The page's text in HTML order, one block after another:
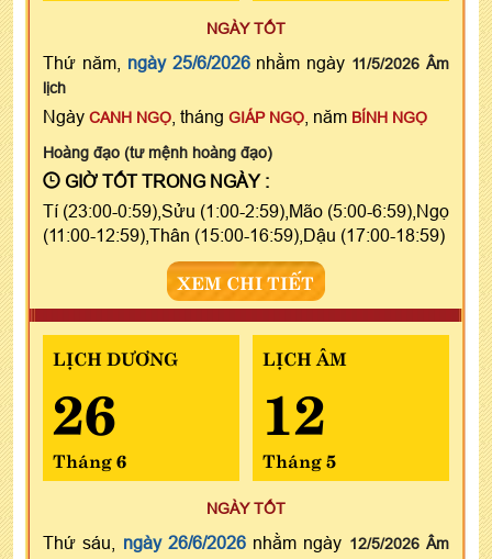
NGÀY TỐT
Thứ năm, ngày 25/6/2026nhằm ngày 11/5/2026 Âm
lịch
Ngày CANH NGỌ , tháng GIÁP NGỌ , năm BÍNH NGỌ
Hoàng đạo (tư mệnh hoàng đạo)
GIỜ TỐT TRONG NGÀY :
Tí (23:00-0:59),Sửu (1:00-2:59),Mão (5:00-6:59),Ngọ
(11:00-12:59),Thân (15:00-16:59),Dậu (17:00-18:59)
XEM CHI TIẾT
LỊCH DƯƠNG
26
Tháng 6
LỊCH ÂM
12
Tháng 5
NGÀY TỐT
Thứ sáu, ngày 26/6/2026nhằm ngày 12/5/2026 Âm